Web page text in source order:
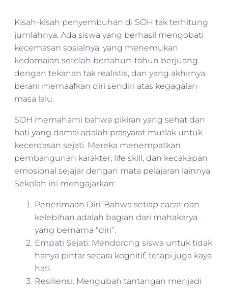
Kisah-kisah penyembuhan di SOH tak terhitung
jumlahnya. Ada siswa yang berhasil mengobati
kecemasan sosialnya, yang menemukan
kedamaian setelah bertahun-tahun berjuang
dengan tekanan tak realistis, dan yang akhirnya
berani memaafkan diri sendiri atas kegagalan
masa lalu.
SOH memahami bahwa pikiran yang sehat dan
hati yang damai adalah prasyarat mutlak untuk
kecerdasan sejati. Mereka menempatkan
pembangunan karakter, life skill, dan kecakapan
emosional sejajar dengan mata pelajaran lainnya.
Sekolah ini mengajarkan:
Penerimaan Diri: Bahwa setiap cacat dan
kelebihan adalah bagian dari mahakarya
yang bernama “diri”.
Empati Sejati: Mendorong siswa untuk tidak
hanya pintar secara kognitif, tetapi juga kaya
hati.
Resiliensi: Mengubah tantangan menjadi